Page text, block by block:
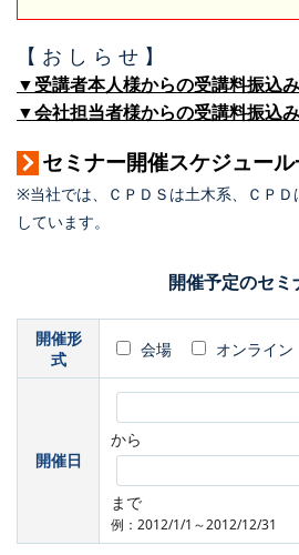
【 お し ら せ 】
▼受講者本人様からの受講料振込
▼会社担当者様からの受講料振込
セミナー開催スケジュー
※当社では、ＣＰＤＳは土木系、ＣＰ
しています。
開催予定のセミ
開催形
式
会場 オンライン
開催日
から
まで
例：2012/1/1～2012/12/31